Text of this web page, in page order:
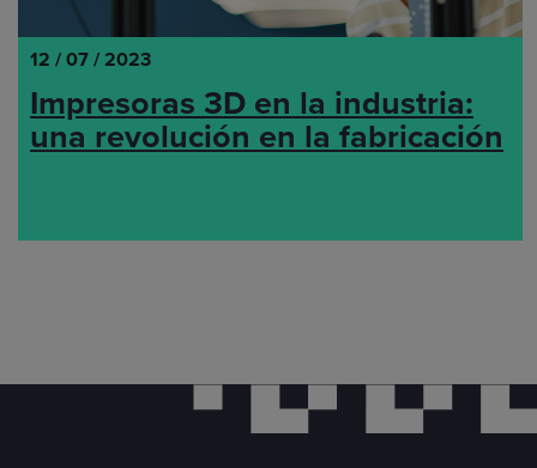
12 / 07 / 2023
Impresoras 3D en la industria:
una revolución en la fabricación